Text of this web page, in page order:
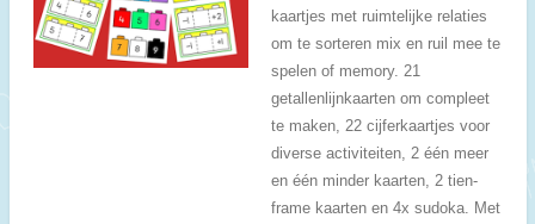
kaartjes met ruimtelijke relaties
om te sorteren mix en ruil mee te
spelen of memory. 21
getallenlijnkaarten om compleet
te maken, 22 cijferkaartjes voor
diverse activiteiten, 2 één meer
en één minder kaarten, 2 tien-
frame kaarten en 4x sudoka. Met